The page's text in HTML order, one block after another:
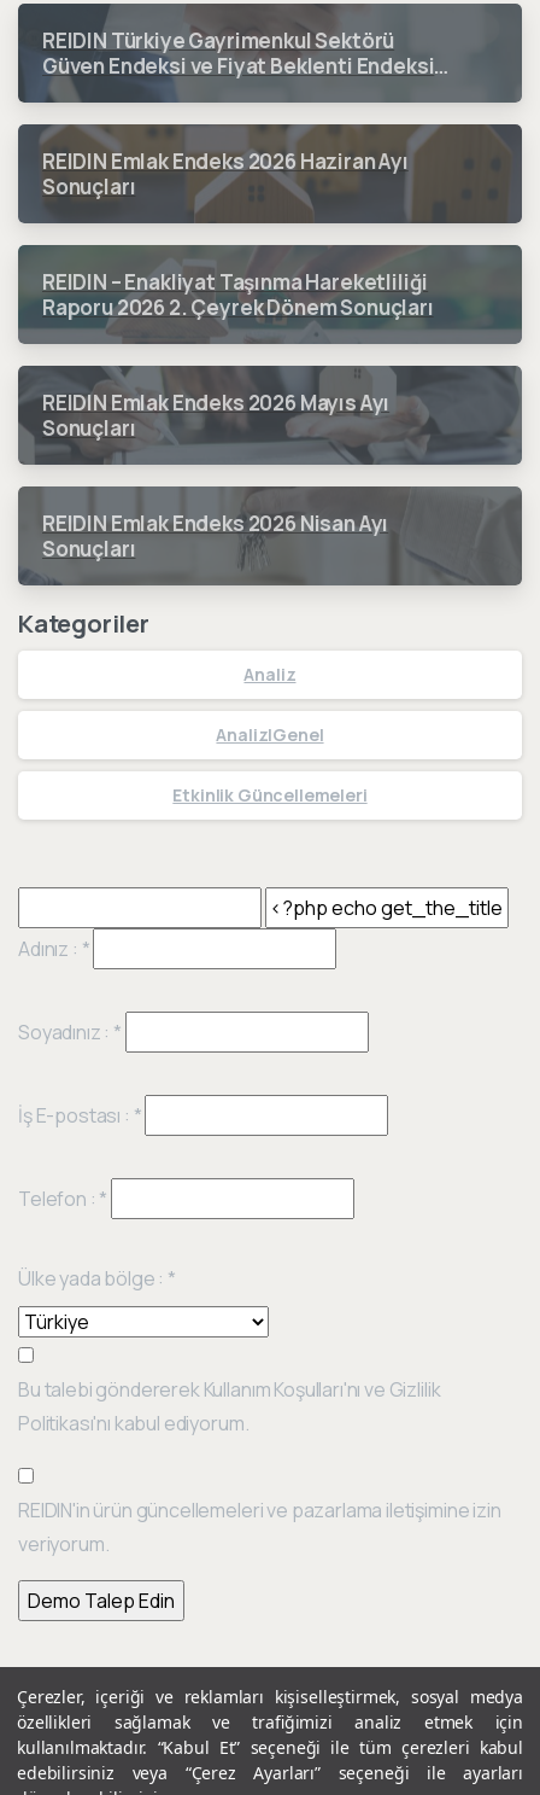
Çerezler, içeriği ve reklamları kişiselleştirmek, sosyal medya
özellikleri sağlamak ve trafiğimizi analiz etmek için
kullanılmaktadır. “Kabul Et” seçeneği ile tüm çerezleri kabul
edebilirsiniz veya “Çerez Ayarları” seçeneği ile ayarları
REIDIN Türkiye Gayrimenkul Sektörü
Güven Endeksi ve Fiyat Beklenti Endeksi
2026 3. Çeyrek Dönem Sonuçları
REIDIN Emlak Endeks 2026 Haziran Ayı
Sonuçları
REIDIN – Enakliyat Taşınma Hareketliliği
Raporu 2026 2. Çeyrek Dönem Sonuçları
REIDIN Emlak Endeks 2026 Mayıs Ayı
Sonuçları
REIDIN Emlak Endeks 2026 Nisan Ayı
Sonuçları
Kategoriler
Analiz
Analiz|Genel
Etkinlik Güncellemeleri
Adınız : *
Soyadınız : *
İş E-postası : *
Telefon : *
Ülke yada bölge : *
Bu talebi göndererek Kullanım Koşulları'nı ve Gizlilik
Politikası'nı kabul ediyorum.
REIDIN'in ürün güncellemeleri ve pazarlama iletişimine izin
veriyorum.
Continue
Reading
Previous post
REIDIN – Enakliyat Taşınma Hareketliliği Raporu 2021 4. Çeyrek Dönem Sonuçları